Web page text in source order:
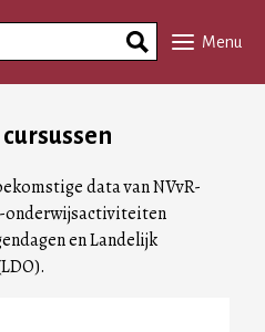
Menu
data van NVvR-
onderwijsactiviteiten
en Landelijk